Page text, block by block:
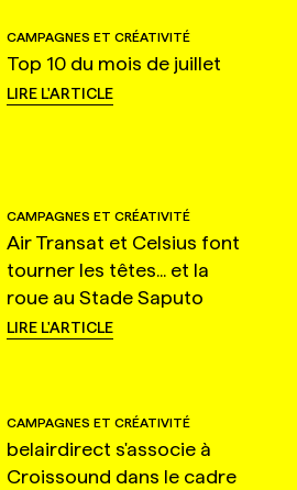
CAMPAGNES ET CRÉATIVITÉ
Top 10 du mois de juillet
LIRE L'ARTICLE
CAMPAGNES ET CRÉATIVITÉ
Air Transat et Celsius font
tourner les têtes... et la
roue au Stade Saputo
LIRE L'ARTICLE
CAMPAGNES ET CRÉATIVITÉ
belairdirect s'associe à
Croissound dans le cadre